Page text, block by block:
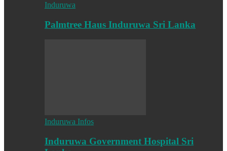
Induruwa
Palmtree Haus Induruwa Sri Lanka
Induruwa Infos
Induruwa Government Hospital Sri